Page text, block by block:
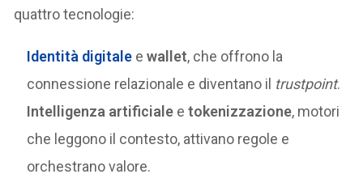
quattro tecnologie:
Identità digitale ewallet, che offrono la
connessione relazionale e diventano il trustpoint.
Intelligenza artificiale etokenizzazione, motori
che leggono il contesto, attivano regole e
orchestrano valore.